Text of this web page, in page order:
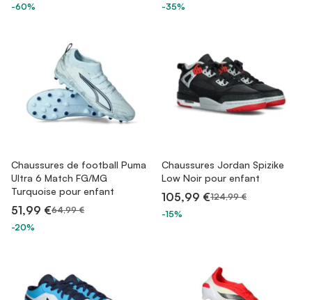
-60% -35%
Chaussures de football Puma
Ultra 6 Match FG/MG
Turquoise pour enfant
51,99 €64,99 €
-20%
Chaussures Jordan Spizike
Low Noir pour enfant
105,99 €124,99 €
-15%